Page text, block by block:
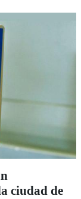
ciudad de